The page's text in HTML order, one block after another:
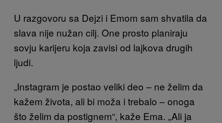
U razgovoru sa Dejzi i Emom sam shvatila da
slava nije nužan cilj. One prosto planiraju
sovju karijeru koja zavisi od lajkova drugih
ljudi.
„Instagram je postao veliki deo – ne želim da
kažem života, ali bi moža i trebalo – onoga
što želim da postignem“, kaže Ema. „Ali ja